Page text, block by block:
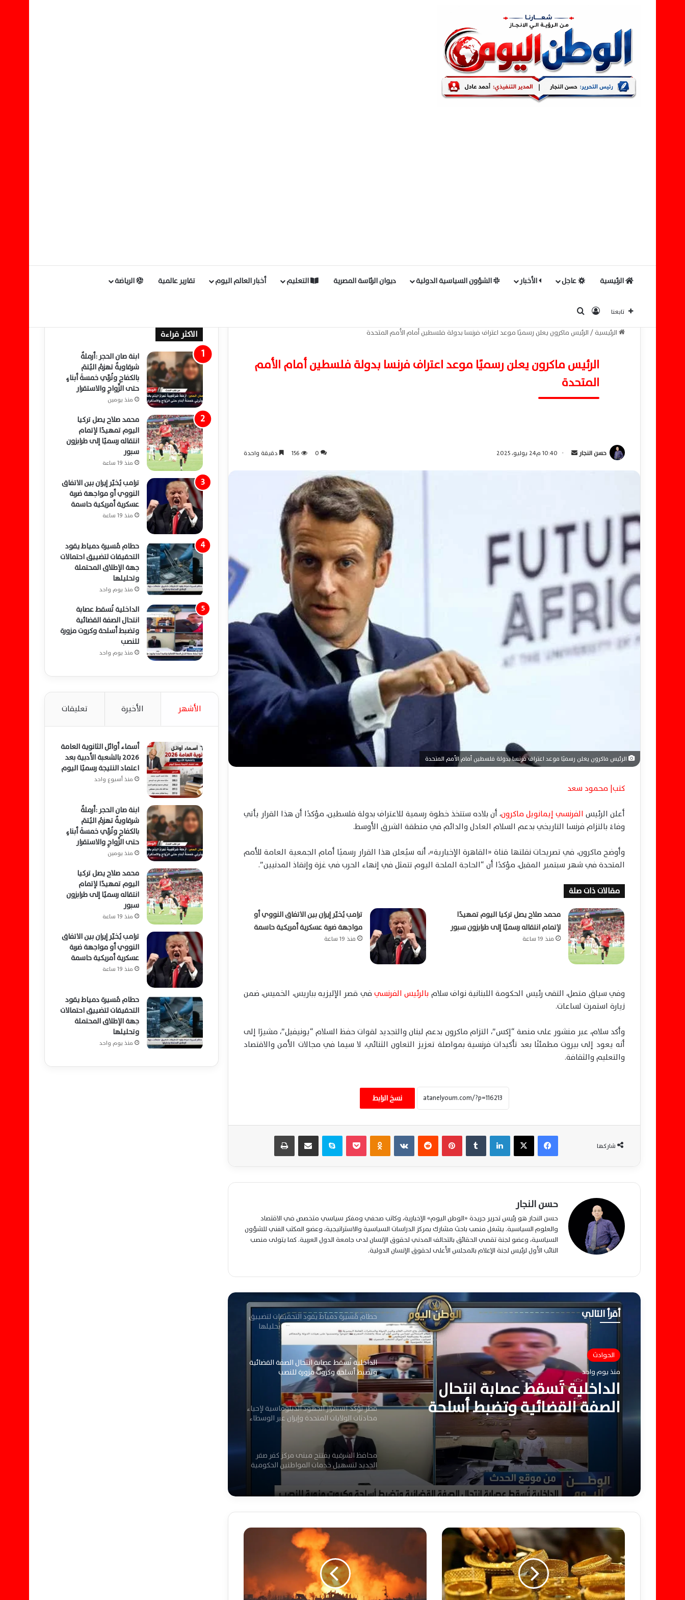
الرئيسية عاجل الأخبار الشؤون السياسية الدولية ديوان الرئاسة المصرية التعليم أخبار العالم اليوم تقارير عالمية الرياضة
تابعنا تسجيل الدخول
الرئيسية/الرئيس ماكرون يعلن رسميًا موعد اعتراف فرنسا بدولة فلسطين أمام الأمم المتحدة
الرئيس ماكرون يعلن رسميًا موعد اعتراف فرنسا بدولة فلسطين أمام الأمم
المتحدة
حسن النجار
ي
ل
ن
ي
10:40 م24 يوليو، 2025 0
156 دقيقة واحدة
الرئيس ماكرون يعلن رسميًا موعد اعتراف فرنسا بدولة فلسطين أمام الأمم المتحدة
كتب| محمود سعد
أعلن الرئيس الفرنسي إيمانويل ماكرون، أن بلاده ستتخذ خطوة رسمية للاعتراف بدولة فلسطين، مؤكدًا أن هذا القرار يأتي
وفاءً بالتزام فرنسا التاريخي بدعم السلام العادل والدائم في منطقة الشرق الأوسط.
وأوضح ماكرون، في تصريحات نقلتها قناة «القاهرة الإخبارية»، أنه سيُعلن هذا القرار رسميًا أمام الجمعية العامة للأمم
المتحدة في شهر سبتمبر المقبل، مؤكدًا أن “الحاجة الملحة اليوم تتمثل في إنهاء الحرب في غزة وإنقاذ المدنيين”.
مقالات ذات صلة
محمد صلاح يصل تركيا اليوم تمهيدًا
لإتمام انتقاله رسميًا إلى طرابزون سبور
منذ 19 ساعة
ترامب يُخيّر إيران بين الاتفاق النووي أو
مواجهة ضربة عسكرية أمريكية حاسمة
منذ 19 ساعة
وفي سياق متصل، التقى رئيس الحكومة اللبنانية نواف سلام بالرئيس الفرنسي في قصر الإليزيه بباريس، الخميس، ضمن
زيارة استمرت لساعات.
وأكد سلام، عبر منشور على منصة “إكس”، التزام ماكرون بدعم لبنان والتجديد لقوات حفظ السلام “يونيفيل”، مشيرًا إلى
أنه يعود إلى بيروت مطمئنًا بعد تأكيدات فرنسية بمواصلة تعزيز التعاون الثنائي، لا سيما في مجالات الأمن والاقتصاد
والتعليم والثقافة.
نسخ الرابط
شاركها
فيسبوك ‫X لينكدإن بينتيريست ‏VKontakte سكايب مشاركة عبر البريد
حسن النجار
حسن النجار هو رئيس تحرير جريدة «الوطن اليوم» الإخبارية، وكاتب صحفي ومفكر سياسي متخصص في الاقتصاد
والعلوم السياسية. يشغل منصب باحث مشارك بمركز الدراسات السياسية والاستراتيجية، وعضو المكتب الفني للشؤون
السياسية، وعضو لجنة تقصي الحقائق بالتحالف المدني لحقوق الإنسان لدى جامعة الدول العربية. كما يتولى منصب
النائب الأول لرئيس لجنة الإعلام بالمجلس الأعلى لحقوق الإنسان الدولية.
أقرأ التالي
الحوادث
منذ يوم واحد
الداخلية تُسقط عصابة انتحال
الصفة القضائية وتضبط أسلحة
وكروت مزورة للنصب
وزير التموين يشدد الرقابة على المخابز ويعلن
عقوبات رادعة لحماية حقوق المواطنين وضمان
الجودة
الملاحة بهدوء حذر في هرمز وباب المندب
بزشكيان يؤكد دفاع إيران ويرفض توسيع الحرب
وسط حديث متجدد عن المفاوضات
والمحسوسة اليوم بجميع المحافظات
حطام مُسيرة دمياط يقود التحقيقات لتضييق
احتمالات جهة الإطلاق المحتملة وتحليلها
الداخلية تُسقط عصابة انتحال الصفة القضائية
وتضبط أسلحة وكروت مزورة للنصب
قطر تؤكد استمرار الجهود الدبلوماسية لإحياء
محادثات الولايات المتحدة وإيران عبر الوسطاء
فقط
محافظ الشرقية يفتتح مبنى مركز كفر صقر
الجديد لتسهيل خدمات المواطنين الحكومية
بالكفاحِ وتُربِّي خمسةَ أبناءٍ حتى الزَّواجِ
وزير التموين يشدد الرقابة على المخابز ويعلن
عقوبات رادعة لحماية حقوق المواطنين وضمان
الجودة
غموض المفاوضات الأميركية الإيرانية يُبقي
ا
خ
ف
ا
ض
م
أ
ا
ت
الاكثر قراءة
ابنة صان الحجر :أرملةٌ
شرقاويةٌ تهزمُ اليُتمَ
بالكفاحِ وتُربِّي خمسةَ أبناءٍ
حتى الزَّواجِ والاستقرار
منذ يومين
محمد صلاح يصل تركيا
اليوم تمهيدًا لإتمام
انتقاله رسميًا إلى طرابزون
سبور
منذ 19 ساعة
ترامب يُخيّر إيران بين الاتفاق
النووي أو مواجهة ضربة
عسكرية أمريكية حاسمة
منذ 19 ساعة
حطام مُسيرة دمياط يقود
التحقيقات لتضييق احتمالات
جهة الإطلاق المحتملة
وتحليلها
منذ يوم واحد
الداخلية تُسقط عصابة
انتحال الصفة القضائية
وتضبط أسلحة وكروت مزورة
للنصب
منذ يوم واحد
الأشهر الأخيرة تعليقات
أسماء أوائل الثانوية العامة
2026 بالشعبة الأدبية بعد
اعتماد النتيجة رسميًا اليوم
منذ أسبوع واحد
ابنة صان الحجر :أرملةٌ
شرقاويةٌ تهزمُ اليُتمَ
بالكفاحِ وتُربِّي خمسةَ أبناءٍ
حتى الزَّواجِ والاستقرار
منذ يومين
محمد صلاح يصل تركيا
اليوم تمهيدًا لإتمام
انتقاله رسميًا إلى طرابزون
سبور
منذ 19 ساعة
ترامب يُخيّر إيران بين الاتفاق
النووي أو مواجهة ضربة
عسكرية أمريكية حاسمة
منذ 19 ساعة
حطام مُسيرة دمياط يقود
التحقيقات لتضييق احتمالات
جهة الإطلاق المحتملة
وتحليلها
منذ يوم واحد